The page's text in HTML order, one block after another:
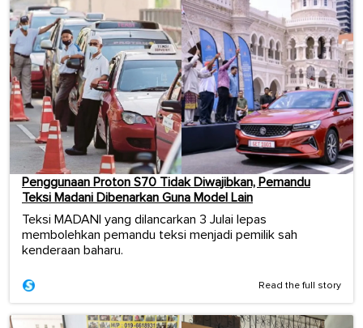
Penggunaan Proton S70 Tidak Diwajibkan, Pemandu
Teksi Madani Dibenarkan Guna Model Lain
Teksi MADANI yang dilancarkan 3 Julai lepas
membolehkan pemandu teksi menjadi pemilik sah
kenderaan baharu.
Read the full story